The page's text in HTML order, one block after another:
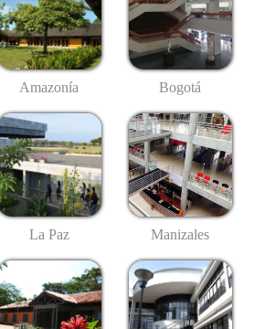
Amazonía Bogotá
La Paz Manizales